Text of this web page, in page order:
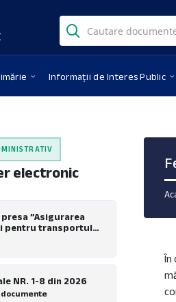
Search:
Informații de Interes Public
În
electronic
”Asigurarea
pentru transportul
Nadrag – Realizare
NR. 1-8 din 2026
documente